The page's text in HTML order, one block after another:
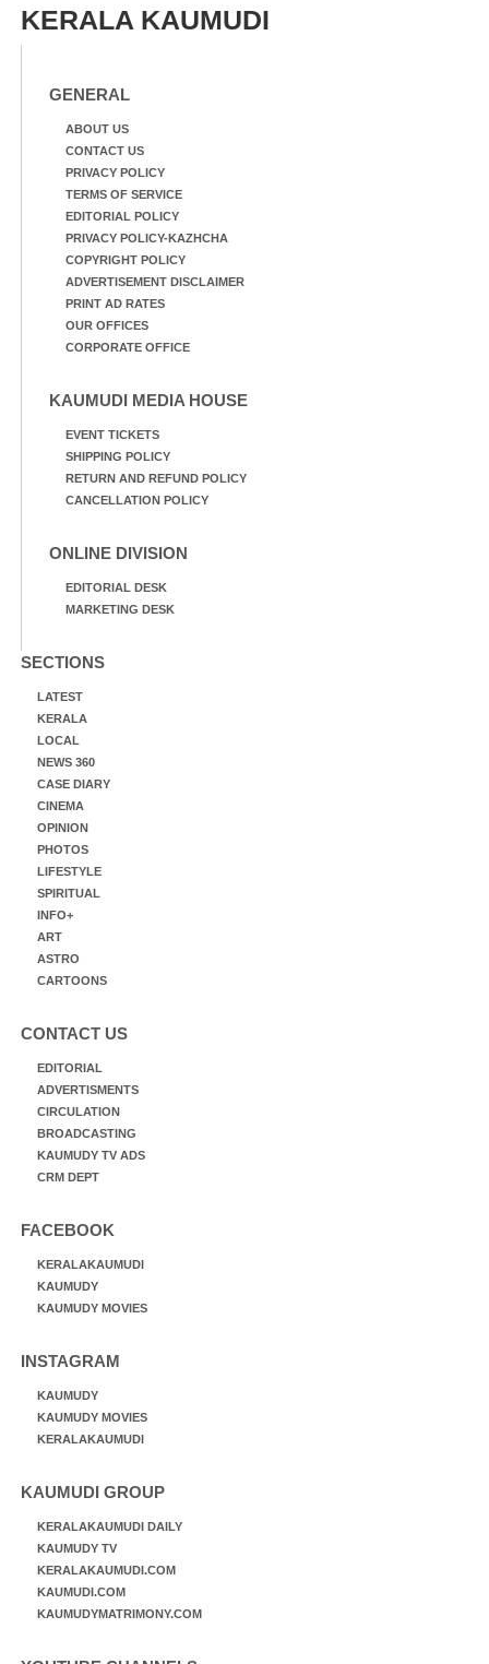
KERALA KAUMUDI
GENERAL
ABOUT US
CONTACT US
PRIVACY POLICY
TERMS OF SERVICE
EDITORIAL POLICY
PRIVACY POLICY-KAZHCHA
COPYRIGHT POLICY
ADVERTISEMENT DISCLAIMER
PRINT AD RATES
OUR OFFICES
CORPORATE OFFICE
KAUMUDI MEDIA HOUSE
EVENT TICKETS
SHIPPING POLICY
RETURN AND REFUND POLICY
CANCELLATION POLICY
ONLINE DIVISION
EDITORIAL DESK
MARKETING DESK
SECTIONS
LATEST
KERALA
LOCAL
NEWS 360
CASE DIARY
CINEMA
OPINION
PHOTOS
LIFESTYLE
SPIRITUAL
INFO+
ART
ASTRO
CARTOONS
CONTACT US
EDITORIAL
ADVERTISMENTS
CIRCULATION
BROADCASTING
KAUMUDY TV ADS
CRM DEPT
FACEBOOK
KERALAKAUMUDI
KAUMUDY
KAUMUDY MOVIES
INSTAGRAM
KAUMUDY
KAUMUDY MOVIES
KERALAKAUMUDI
KAUMUDI GROUP
KERALAKAUMUDI DAILY
KAUMUDY TV
KERALAKAUMUDI.COM
KAUMUDI.COM
KAUMUDYMATRIMONY.COM